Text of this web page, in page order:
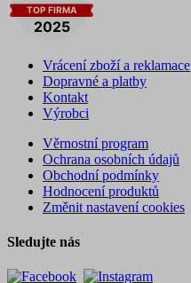
Vrácení zboží a reklamace
Dopravné a platby
Kontakt
Výrobci
Věrnostní program
Ochrana osobních údajů
Obchodní podmínky
Hodnocení produktů
Změnit nastavení cookies
Sledujte nás